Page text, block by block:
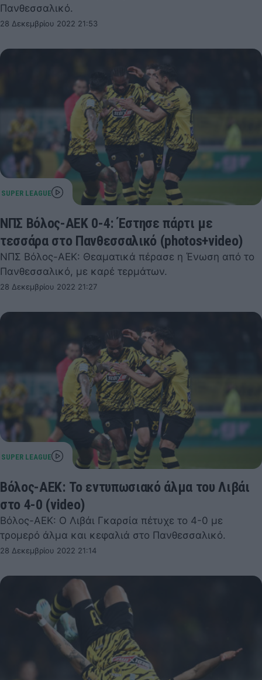
Πανθεσσαλικό.
28 Δεκεμβρίου 2022 21:53
ΝΠΣ Βόλος-ΑΕΚ 0-4: Έστησε πάρτι με
τεσσάρα στο Πανθεσσαλικό (photos+video)
ΝΠΣ Βόλος-ΑΕΚ: Θεαματικά πέρασε η Ένωση από το
Πανθεσσαλικό, με καρέ τερμάτων.
28 Δεκεμβρίου 2022 21:27
Βόλος-ΑΕΚ: Το εντυπωσιακό άλμα του Λιβάι
στο 4-0 (video)
Βόλος-ΑΕΚ: Ο Λιβάι Γκαρσία πέτυχε το 4-0 με
τρομερό άλμα και κεφαλιά στο Πανθεσσαλικό.
28 Δεκεμβρίου 2022 21:14